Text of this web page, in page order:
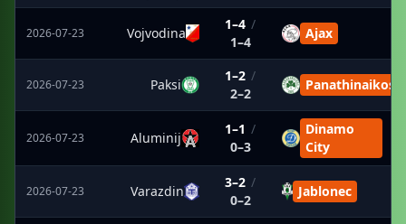
2026-07-23 Vojvodina
1–4 /
1–4
Ajax
2026-07-23 Paksi
1–2 /
2–2
Panathinaikos
2026-07-23 Aluminij
1–1 /
0–3
Dinamo
City
2026-07-23 Varazdin
3–2 /
0–2
Jablonec